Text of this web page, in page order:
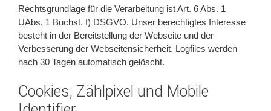
Rechtsgrundlage für die Verarbeitung ist Art. 6 Abs. 1
UAbs. 1 Buchst. f) DSGVO. Unser berechtigtes Interesse
besteht in der Bereitstellung der Webseite und der
Verbesserung der Webseitensicherheit. Logfiles werden
nach 30 Tagen automatisch gelöscht.
Cookies, Zählpixel und Mobile